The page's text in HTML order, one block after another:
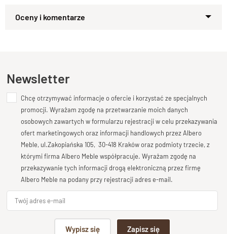
Zapytaj o produkt
Dodaj opinię o produkcie
Twoja ocena
Bardzo dobry
Twoja opinia o produkcie
Podpis
Newsletter
Chcę otrzymywać informacje o ofercie i korzystać ze specjalnych
promocji. Wyrażam zgodę na przetwarzanie moich danych
osobowych zawartych w formularzu rejestracji w celu przekazywania
ofert marketingowych oraz informacji handlowych przez Albero
Meble, ul.Zakopiańska 105, 30-418 Kraków oraz podmioty trzecie, z
którymi firma Albero Meble współpracuje. Wyrażam zgodę na
przekazywanie tych informacji drogą elektroniczną przez firmę
Albero Meble na podany przy rejestracji adres e-mail.
Wypisz się Zapisz się